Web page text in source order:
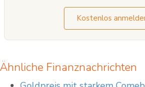
Kostenlos
Ähnliche Finanznachrichten